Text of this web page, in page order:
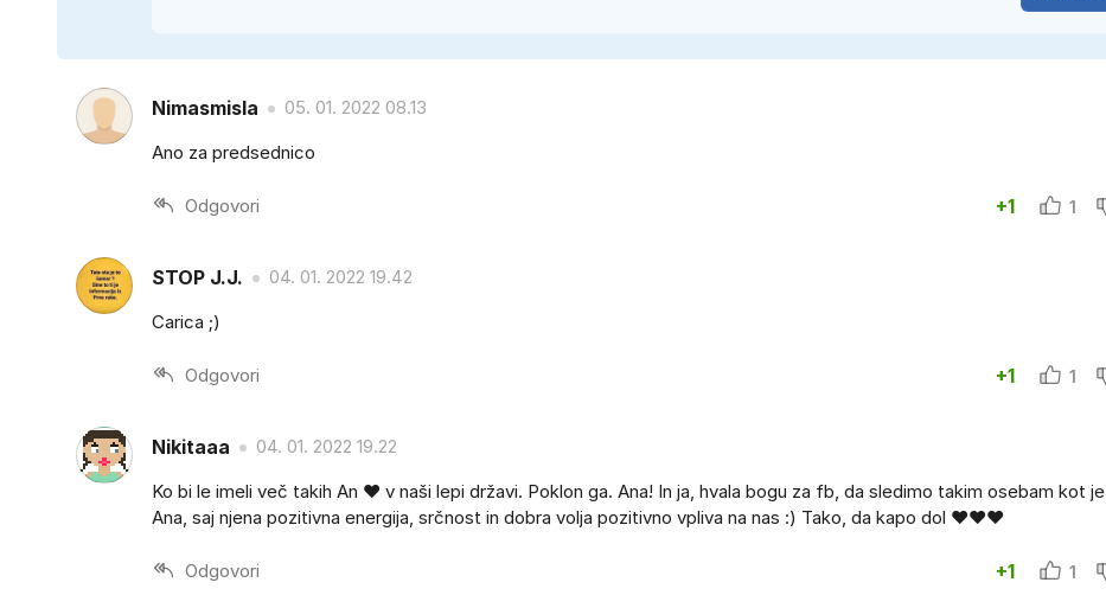
Nimasmisla
05. 01. 2022 08.13
Ano za predsednico
Odgovori +1 1
STOP J.J.
04. 01. 2022 19.42
Carica ;)
Odgovori +1 1
Nikitaaa
04. 01. 2022 19.22
Ko bi le imeli več takih An ❤️ v naši lepi državi. Poklon ga. Ana! In ja, hvala bogu za fb, da sledimo takim osebam kot je
Ana, saj njena pozitivna energija, srčnost in dobra volja pozitivno vpliva na nas :) Tako, da kapo dol ❤️❤️❤️
Odgovori +1 1